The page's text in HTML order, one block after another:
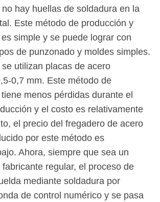
hay huellas de soldadura en la
Este método de producción y
simple y se puede lograr con
de punzonado y moldes simples.
utilizan placas de acero
0,7 mm. Este método de
menos pérdidas durante el
y el costo es relativamente
el precio del fregadero de acero
por este método es
Ahora, siempre que sea un
regular, el proceso de
mediante soldadura por
de control numérico y se pasa